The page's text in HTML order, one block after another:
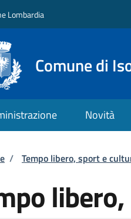
Lombardia
Comune di
Novità
di
/ Tempo libero, sport e